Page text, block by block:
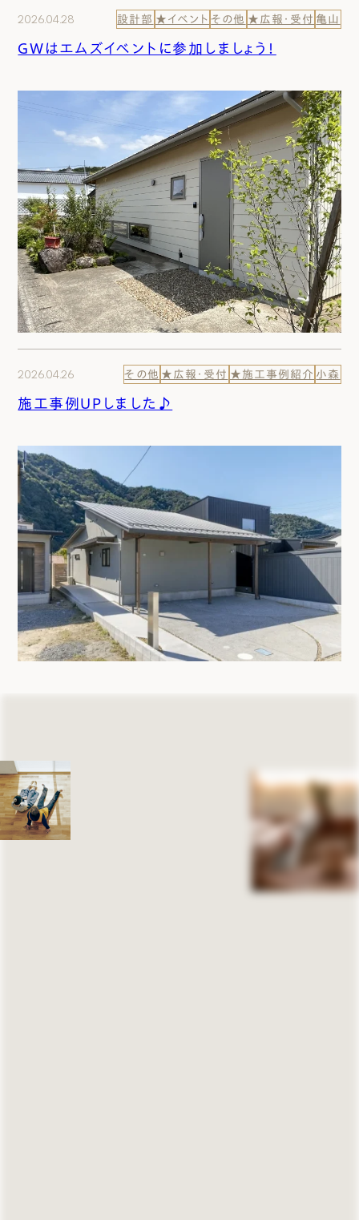
2026.04.28 設計部 ★イベント その他 ★広報・受付 亀山
GWはエムズイベントに参加しましょう！
2026.04.26 その他 ★広報・受付 ★施工事例紹介 小森
施工事例UPしました♪